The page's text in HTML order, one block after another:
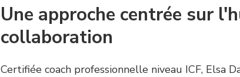
Une approche centrée sur
collaboration
Certifiée coach professionnelle niveau ICF, Elsa